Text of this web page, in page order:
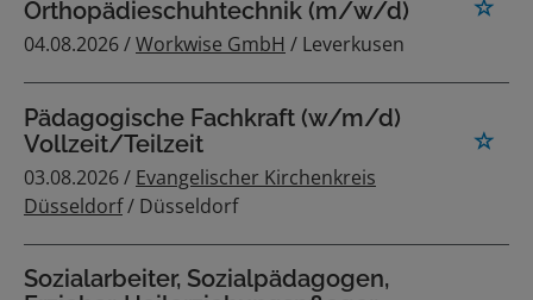
Orthopädieschuhtechnik (m/w/d)
04.08.2026 /Workwise GmbH / Leverkusen
Pädagogische Fachkraft (w/m/d)
Vollzeit/Teilzeit
03.08.2026 / Evangelischer Kirchenkreis
Düsseldorf/ Düsseldorf
Sozialarbeiter, Sozialpädagogen,